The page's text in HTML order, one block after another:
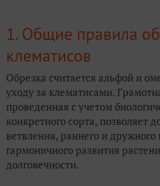
1. Общие правила
клематисов
Обрезка считается альфой и
уходу за клематисами.
проведенная с учетом
конкретного сорта, позволяет
ветвления, раннего и дружного
гармоничного развития
долговечности.